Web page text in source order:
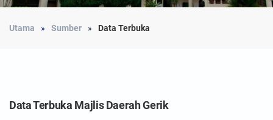
Utama Sumber Data Terbuka
Data Terbuka Majlis Daerah Gerik